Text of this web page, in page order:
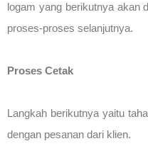
logam yang berikutnya akan
proses-proses selanjutnya.
Proses Cetak
Langkah berikutnya yaitu
dengan pesanan dari klien.